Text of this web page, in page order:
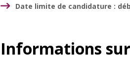
Date limite de candidature :
Informations